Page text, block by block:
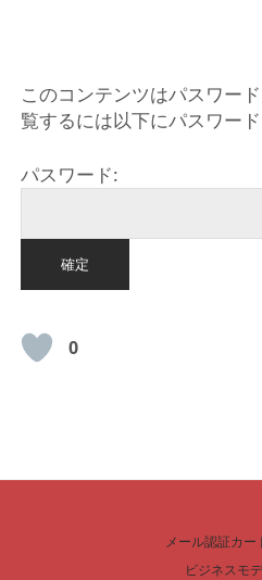
このコンテンツはパスワー
覧するには以下にパスワー
パスワード:
0
メール認証カー
ビジネスモ